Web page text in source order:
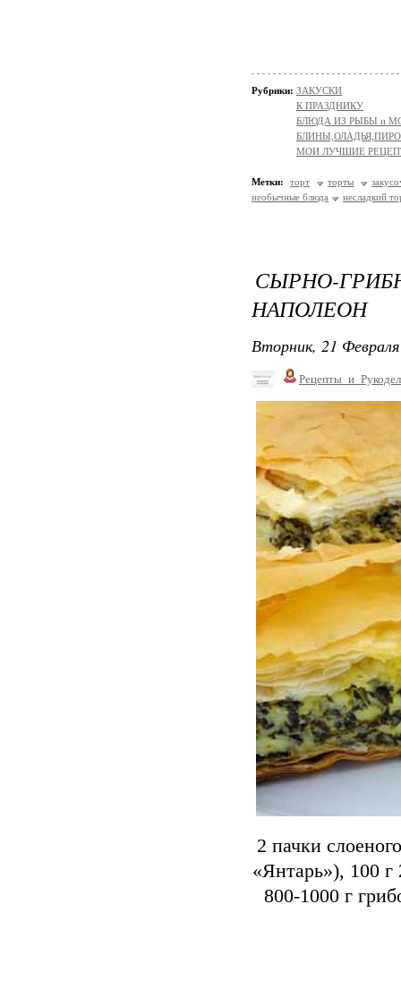
Рубрики: ЗАКУСКИ
К ПРАЗДНИКУ
БЛЮДА ИЗ РЫБЫ и
МОИ ЛУЧШИЕ
Метки: торт торты
необычные блюда
несладкий
СЫРНО-
НАПОЛЕОН
Вторник, 21
2 пачки
«Янтарь»), 100 г
800-1000 г